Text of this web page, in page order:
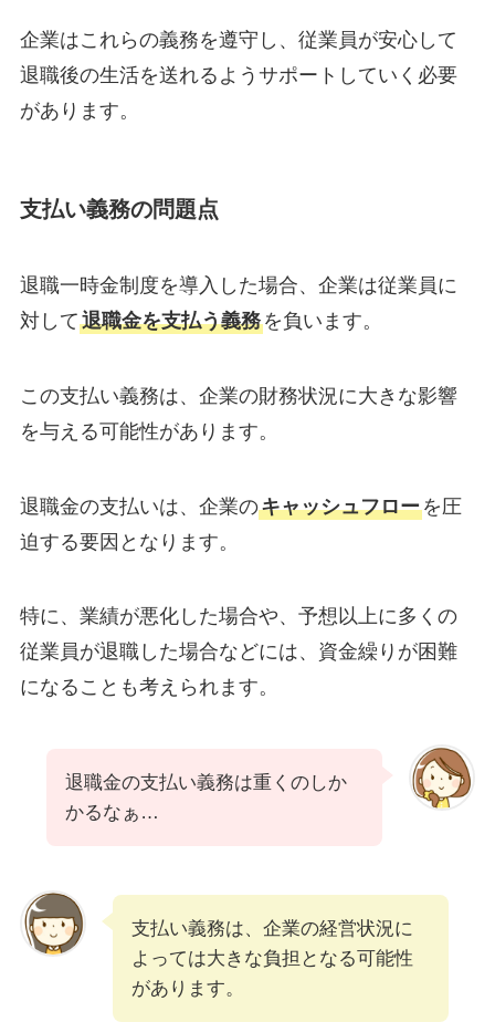
企業はこれらの義務を遵守し、従業員が安心して
退職後の生活を送れるようサポートしていく必要
があります。
支払い義務の問題点
退職一時金制度を導入した場合、企業は従業員に
対して退職金を支払う義務を負います。
この支払い義務は、企業の財務状況に大きな影響
を与える可能性があります。
退職金の支払いは、企業のキャッシュフローを圧
迫する要因となります。
特に、業績が悪化した場合や、予想以上に多くの
従業員が退職した場合などには、資金繰りが困難
になることも考えられます。
退職金の支払い義務は重くのしか
かるなぁ…
支払い義務は、企業の経営状況に
よっては大きな負担となる可能性
があります。